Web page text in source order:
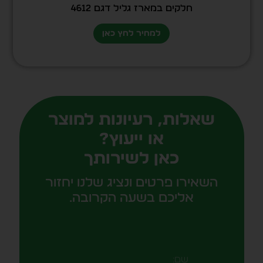
חלקים במארז גליל דגם 4612
למחיר לחץ כאן
שאלות, רעיונות למוצר
או ייעוץ?
כאן לשירותך
השאירו פרטים ונציג שלנו יחזור
אליכם בשעה הקרובה.